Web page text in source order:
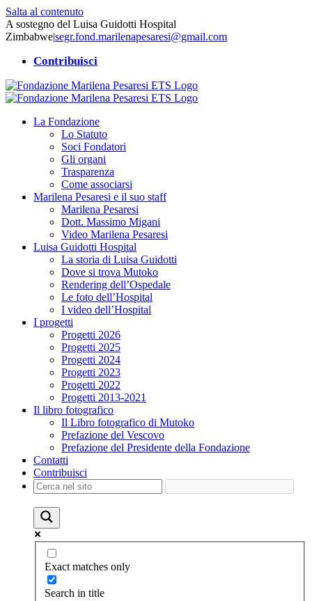
Salta al contenuto
A sostegno del Luisa Guidotti Hospital
Zimbabwe|segr.fond.marilenapesaresi@gmail.com
Contribuisci
La Fondazione
Lo Statuto
Soci Fondatori
Gli organi
Trasparenza
Come associarsi
Marilena Pesaresi e il suo staff
Marilena Pesaresi
Dott. Massimo Migani
Video Marilena Pesaresi
Luisa Guidotti Hospital
La storia di Luisa Guidotti
Dove si trova Mutoko
Rendering dell’Ospedale
Le foto dell’Hospital
I video dell’Hospital
I progetti
Progetti 2026
Progetti 2025
Progetti 2024
Progetti 2023
Progetti 2022
Progetti 2013-2021
Il libro fotografico
Il Libro fotografico di Mutoko
Prefazione del Vescovo
Prefazione del Presidente della Fondazione
Contatti
Contribuisci
Exact matches only
Search in title